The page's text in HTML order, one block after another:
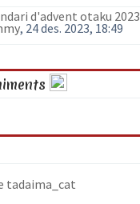
d'advent otaku 2023
, 24 des. 2023, 18:49
tadaima_cat